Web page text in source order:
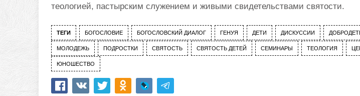
теологией, пастырским служением и живыми свидетельствами святости.
ТЕГИ БОГОСЛОВИЕ БОГОСЛОВСКИЙ ДИАЛОГ ГЕНУЯ ДЕТИ ДИСКУССИИ
МОЛОДЕЖЬ ПОДРОСТКИ СВЯТОСТЬ СВЯТОСТЬ ДЕТЕЙ СЕМИНАРЫ ТЕОЛОГИЯ
ЮНОШЕСТВО